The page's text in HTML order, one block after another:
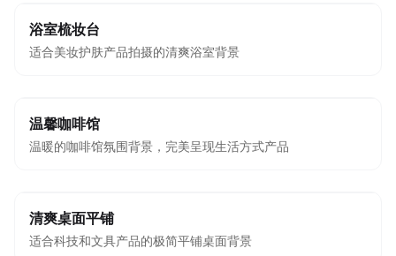
浴室梳妆台
适合美妆护肤产品拍摄的清爽浴室背景
温馨咖啡馆
温暖的咖啡馆氛围背景，完美呈现生活方式产品
清爽桌面平铺
适合科技和文具产品的极简平铺桌面背景